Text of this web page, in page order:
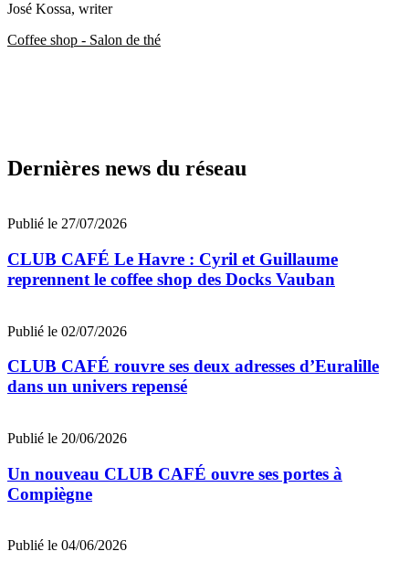
José Kossa, writer
Coffee shop - Salon de thé
Dernières news du réseau
Publié le 27/07/2026
CLUB CAFÉ Le Havre : Cyril et Guillaume
reprennent le coffee shop des Docks Vauban
Publié le 02/07/2026
CLUB CAFÉ rouvre ses deux adresses d’Euralille
dans un univers repensé
Publié le 20/06/2026
Un nouveau CLUB CAFÉ ouvre ses portes à
Compiègne
Publié le 04/06/2026